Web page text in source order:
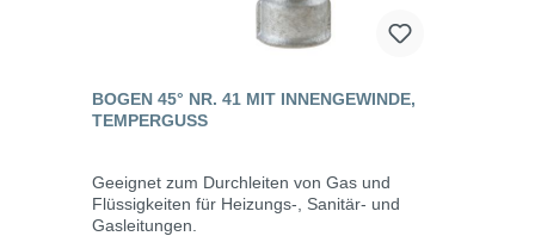
BOGEN 45° NR. 41 MIT INNENGEWINDE,
TEMPERGUSS
Geeignet zum Durchleiten von Gas und
Flüssigkeiten für Heizungs-, Sanitär- und
Gasleitungen.